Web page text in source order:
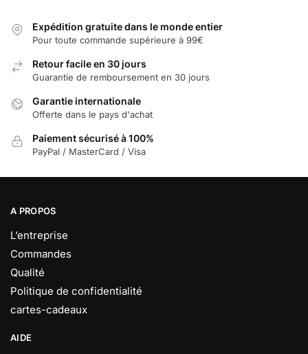
Expédition gratuite dans le monde entier
Pour toute commande supérieure à 99€
Retour facile en 30 jours
Guarantie de remboursement en 30 jours
Garantie internationale
Offerte dans le pays d'achat
Paiement sécurisé à 100%
PayPal / MasterCard / Visa
A PROPOS
L’entreprise
Commandes
Qualité
Politique de confidentialité
cartes-cadeaux
AIDE